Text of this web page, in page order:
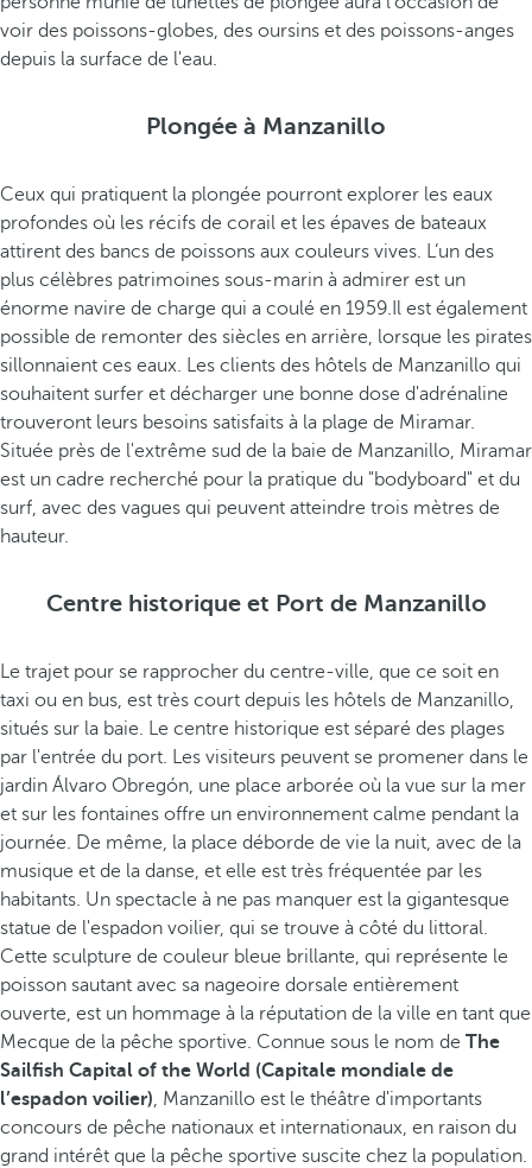
voir des poissons-globes, des oursins et des poissons-anges
depuis la surface de l'eau.
Plongée à Manzanillo
Ceux qui pratiquent la plongée pourront explorer les eaux
profondes où les récifs de corail et les épaves de bateaux
attirent des bancs de poissons aux couleurs vives. L’un des
plus célèbres patrimoines sous-marin à admirer est un
énorme navire de charge qui a coulé en 1959.Il est également
possible de remonter des siècles en arrière, lorsque les pirates
sillonnaient ces eaux. Les clients des hôtels de Manzanillo qui
souhaitent surfer et décharger une bonne dose d'adrénaline
trouveront leurs besoins satisfaits à la plage de Miramar.
Située près de l'extrême sud de la baie de Manzanillo, Miramar
est un cadre recherché pour la pratique du "bodyboard" et du
surf, avec des vagues qui peuvent atteindre trois mètres de
hauteur.
Centre historique et Port de Manzanillo
Le trajet pour se rapprocher du centre-ville, que ce soit en
taxi ou en bus, est très court depuis les hôtels de Manzanillo,
situés sur la baie. Le centre historique est séparé des plages
par l'entrée du port. Les visiteurs peuvent se promener dans le
jardin Álvaro Obregón, une place arborée où la vue sur la mer
et sur les fontaines offre un environnement calme pendant la
journée. De même, la place déborde de vie la nuit, avec de la
musique et de la danse, et elle est très fréquentée par les
habitants. Un spectacle à ne pas manquer est la gigantesque
statue de l'espadon voilier, qui se trouve à côté du littoral.
Cette sculpture de couleur bleue brillante, qui représente le
poisson sautant avec sa nageoire dorsale entièrement
ouverte, est un hommage à la réputation de la ville en tant que
Mecque de la pêche sportive. Connue sous le nom de The
Sailfish Capital of the World (Capitale mondiale de
l’espadon voilier), Manzanillo est le théâtre d'importants
concours de pêche nationaux et internationaux, en raison du
grand intérêt que la pêche sportive suscite chez la population.